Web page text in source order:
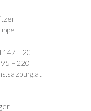
– 20
– 220